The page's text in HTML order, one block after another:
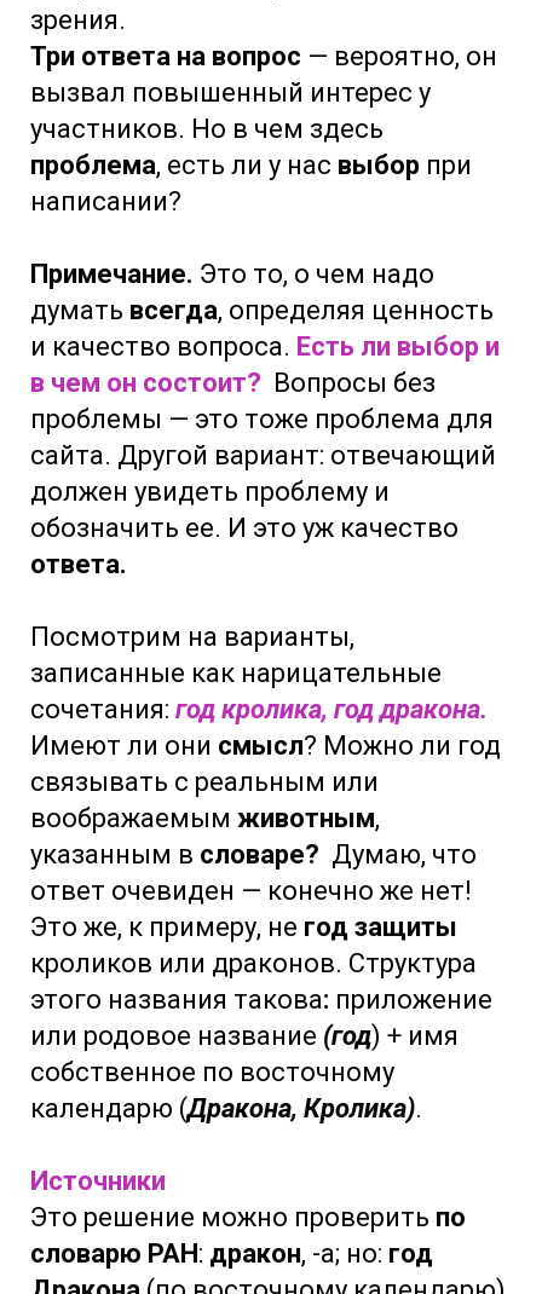
зрения.
Три ответа на вопрос — вероятно, он
вызвал повышенный интерес у
участников. Но в чем здесь
проблема, есть ли у нас выбор при
написании?
Примечание. Это то, о чем надо
думать всегда, определяя ценность
и качество вопроса. Есть ли выбор и
в чем он состоит? Вопросы без
проблемы — это тоже проблема для
сайта. Другой вариант: отвечающий
должен увидеть проблему и
обозначить ее. И это уж качество
ответа.
Посмотрим на варианты,
записанные как нарицательные
сочетания: год кролика, год дракона.
Имеют ли они смысл? Можно ли год
связывать с реальным или
воображаемым животным,
указанным в словаре? Думаю, что
ответ очевиден — конечно же нет!
Это же, к примеру, не год защиты
кроликов или драконов. Структура
этого названия такова: приложение
или родовое название (год) + имя
собственное по восточному
календарю (Дракона, Кролика).
Источники
Это решение можно проверить по
словарю РАН: дракон, -а; но: год